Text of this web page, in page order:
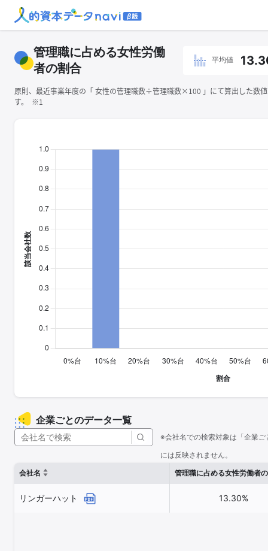
管理職に占める女性労働
者の割合
平均値
原則、最近事業年度の「 ⼥性の管理職数÷管理職数×100 」にて算出した数
す。 ※1
企業ごとのデータ一覧
※会社名での検索対象は「企業
には反映されません。
会社名
管理職に占める女性労働者
リンガーハット 13.30%